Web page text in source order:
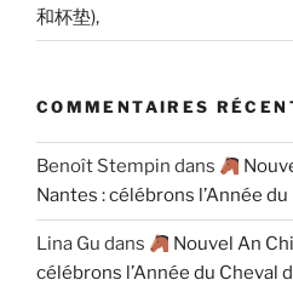
和杯垫),
COMMENTAIRES
Benoît Stempin dans
Nantes : célébrons l’Année
Lina Gu dans
Nouvel An
célébrons l’Année du Cheval